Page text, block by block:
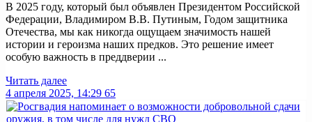
В 2025 году, который был объявлен Президентом Российской
Федерации, Владимиром В.В. Путиным, Годом защитника
Отечества, мы как никогда ощущаем значимость нашей
истории и героизма наших предков. Это решение имеет
особую важность в преддверии ...
Читать далее
4 апреля 2025, 14:29 65